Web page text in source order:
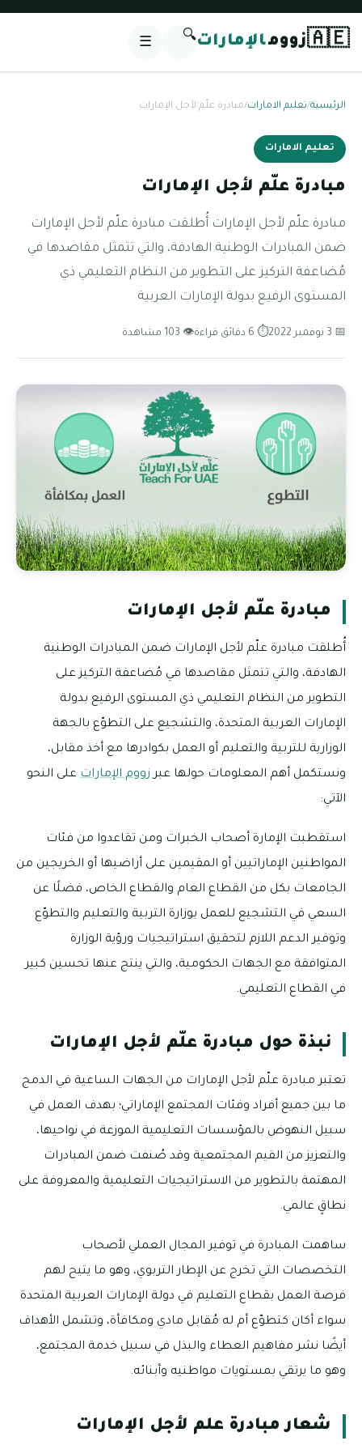
🇦🇪زوومالإمارات🔍
☰
الرئيسية/تعليم الامارات/مبادرة علّم لأجل الإمارات
تعليم الامارات
مبادرة علّم لأجل الإمارات
مبادرة علّم لأجل الإمارات أُطلقت مبادرة علّم لأجل الإمارات
ضمن المبادرات الوطنية الهادفة، والتي تتمثل مقاصدها في
مُضاعفة التركيز على التطوير من النظام التعليمي ذي
المستوى الرفيع بدولة الإمارات العربية
📅 3 نوفمبر 2022 ⏱ 6 دقائق قراءة 👁 103 مشاهدة
مبادرة علّم لأجل الإمارات
أُطلقت مبادرة علّم لأجل الإمارات ضمن المبادرات الوطنية
الهادفة، والتي تتمثل مقاصدها في مُضاعفة التركيز على
التطوير من النظام التعليمي ذي المستوى الرفيع بدولة
الإمارات العربية المتحدة، والتشجيع على التطوّع بالجهة
الوزارية للتربية والتعليم أو العمل بكوادرها مع أخذ مقابل،
ونستكمل أهم المعلومات حولها عبرزووم الإمارات على النحو
الآتي:
استقطبت الإمارة أصحاب الخبرات ومن تقاعدوا من فئات
المواطنين الإماراتيين أو المقيمين على أراضيها أو الخريجين من
الجامعات بكل من القطاع العام والقطاع الخاص، فضلًا عن
السعي في التشجيع للعمل بوزارة التربية والتعليم والتطوّع
وتوفير الدعم اللازم لتحقيق استراتيجيات ورؤية الوزارة
المتوافقة مع الجهات الحكومية، والتي ينتج عنها تحسين كبير
في القطاع التعليمي.
نبذة حول مبادرة علّم لأجل الإمارات
تعتبر مبادرة علّم لأجل الإمارات من الجهات الساعية في الدمج
ما بين جميع أفراد وفئات المجتمع الإماراتي؛ بهدف العمل في
سبيل النهوض بالمؤسسات التعليمية الموزعة في نواحيها،
والتعزيز من القيم المجتمعية وقد صُنفت ضمن المبادرات
المهتمة بالتطوير من الاستراتيجيات التعليمية والمعروفة على
نطاقٍ عالمي.
ساهمت المبادرة في توفير المجال العملي لأصحاب
التخصصات التي تخرج عن الإطار التربوي، وهو ما يتيح لهم
فرصة العمل بقطاع التعليم في دولة الإمارات العربية المتحدة
سواء أكان كتطوّع أم له مُقابل مادي ومكافأة، وتشمل الأهداف
أيضًا نشر مفاهيم العطاء والبذل في سبيل خدمة المجتمع،
وهو ما يرتقي بمستويات مواطنيه وأبنائه.
شعار مبادرة علم لأجل الإمارات